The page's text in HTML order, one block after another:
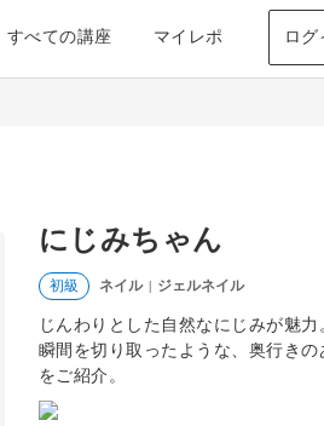
すべての講座 マイレポ ログ
にじみちゃん
初級 ネイル | ジェルネイル
じんわりとした自然なにじみが魅力
瞬間を切り取ったような、奥行きの
をご紹介。